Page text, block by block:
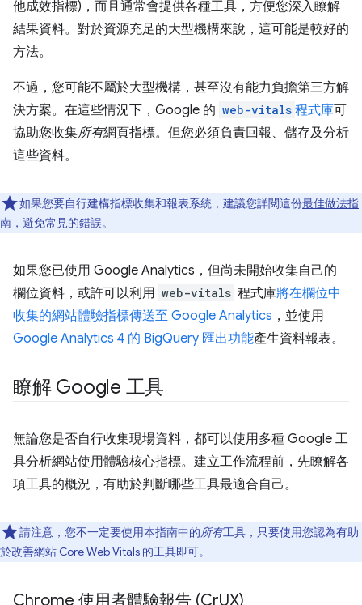
他成效指標)，而且通常會提供各種工具，方便您深入瞭解
結果資料。對於資源充足的大型機構來說，這可能是較好的
方法。
不過，您可能不屬於大型機構，甚至沒有能力負擔第三方解
決方案。在這些情況下，Google 的 web-vitals 程式庫可
協助您收集所有網頁指標。但您必須負責回報、儲存及分析
這些資料。
如果您要自行建構指標收集和報表系統，建議您詳閱這份最佳做法指
南 ，避免常見的錯誤。
如果您已使用 Google Analytics，但尚未開始收集自己的
欄位資料，或許可以利用 web-vitals 程式庫將在欄位中
收集的網站體驗指標傳送至 Google Analytics ，並使用
Google Analytics 4 的 BigQuery 匯出功能產生資料報表。
瞭解 Google 工具
無論您是否自行收集現場資料，都可以使用多種 Google 工
具分析網站使用體驗核心指標。建立工作流程前，先瞭解各
項工具的概況，有助於判斷哪些工具最適合自己。
請注意，您不一定要使用本指南中的所有工具，只要使用您認為有助
於改善網站 Core Web Vitals 的工具即可。
Chrome 使用者體驗報告 (CrUX)